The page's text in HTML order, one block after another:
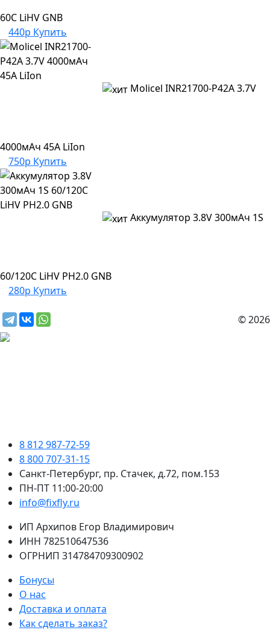
60C LiHV GNB
440р Купить
Molicel INR21700-P42A 3.7V
4000мАч 45A LiIon
750р Купить
Аккумулятор 3.8V 300мАч 1S
60/120C LiHV PH2.0 GNB
280р Купить
© 2026
8 812 987-72-59
8 800 707-31-15
Санкт-Петербург, пр. Стачек, д.72, пом.153
ПН-ПТ 11:00-20:00
info@fixfly.ru
ИП Архипов Егор Владимирович
ИНН 782510647536
ОГРНИП 314784709300902
Бонусы
О нас
Доставка и оплата
Как сделать заказ?